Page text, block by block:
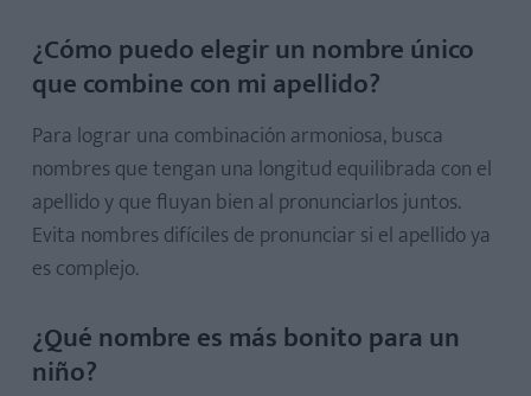
¿Cómo puedo elegir un nombre único
que combine con mi apellido?
Para lograr una combinación armoniosa, busca
nombres que tengan una longitud equilibrada con el
apellido y que fluyan bien al pronunciarlos juntos.
Evita nombres difíciles de pronunciar si el apellido ya
es complejo.
¿Qué nombre es más bonito para un
niño?